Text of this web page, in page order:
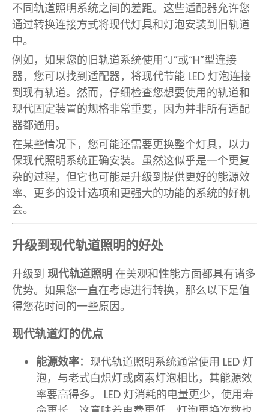
不同轨道照明系统之间的差距。这些适配器允许您
通过转换连接方式将现代灯具和灯泡安装到旧轨道
中。
例如，如果您的旧轨道系统使用“J”或“H”型连接
器，您可以找到适配器，将现代节能 LED 灯泡连接
到现有轨道。然而，仔细检查您想要使用的轨道和
现代固定装置的规格非常重要，因为并非所有适配
器都通用。
在某些情况下，您可能还需要更换整个灯具，以力
保现代照明系统正确安装。虽然这似乎是一个更复
杂的过程，但它也可能是升级到提供更好的能源效
率、更多的设计选项和更强大的功能的系统的好机
会。
升级到现代轨道照明的好处
升级到 现代轨道照明 在美观和性能方面都具有诸多
优势。如果您一直在考虑进行转换，那么以下是值
得您花时间的一些原因。
现代轨道灯的优点
能源效率：现代轨道照明系统通常使用 LED 灯
泡，与老式白炽灯或卤素灯泡相比，其能源效
率要高得多。 LED 灯消耗的电量更少，使用寿